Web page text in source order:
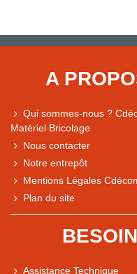
A
Qui sommes-nous ?
Matériel Bricolage
Nous contacter
Notre entrepôt
Mentions Légales
Plan du site
Assistance Technique